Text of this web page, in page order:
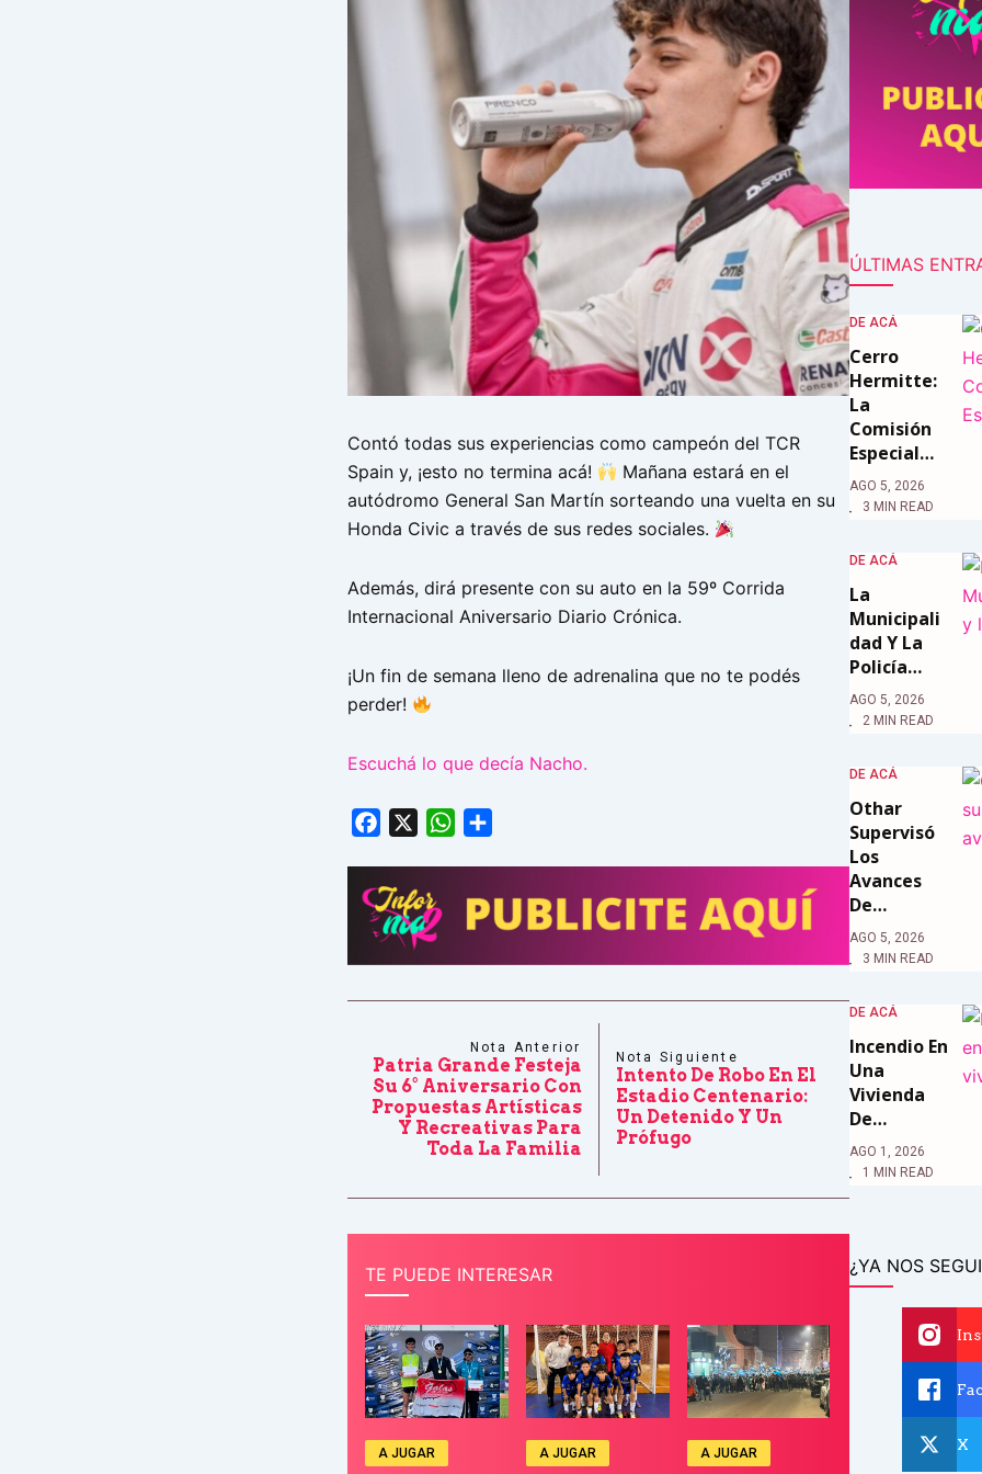
Contó todas sus experiencias como campeón del TCR
Spain y, ¡esto no termina acá!
Mañana estará en el
autódromo General San Martín sorteando una vuelta en su
Honda Civic a través de sus redes sociales.
Además, dirá presente con su auto en la 59º Corrida
Internacional Aniversario Diario Crónica.
¡Un fin de semana lleno de adrenalina que no te podés
perder!
Escuchá lo que decía Nacho.
Facebook WhatsApp
Nota Anterior
Patria Grande Festeja
Su 6° Aniversario Con
Propuestas Artísticas
Y Recreativas Para
Toda La Familia
Nota Siguiente
Intento De Robo En El
Estadio Centenario:
Un Detenido Y Un
Prófugo
TE PUEDE INTERESAR
A JUGAR A JUGAR A JUGAR
ÚLTIMAS
DE ACÁ
Cerro
Hermitte:
La
Comisión
Especial…
AGO 5, 2026
3 MIN READ
DE ACÁ
La
Municipali
Dad Y La
Policía…
AGO 5, 2026
2 MIN READ
DE ACÁ
Othar
Supervisó
Los
Avances
De…
AGO 5, 2026
3 MIN READ
DE ACÁ
Incendio En
Una
Vivienda
De…
AGO 1, 2026
1 MIN READ
¿YA NOS
X